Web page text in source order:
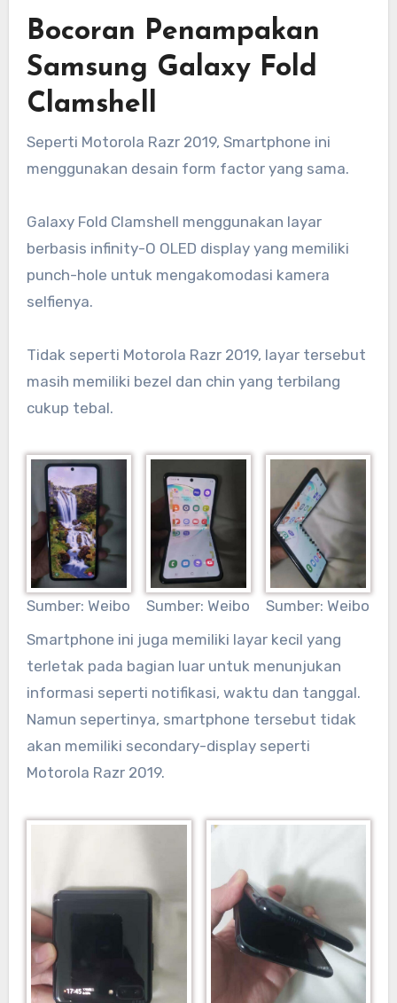
Bocoran Penampakan
Samsung Galaxy Fold
Clamshell
Seperti Motorola Razr 2019, Smartphone ini
menggunakan desain form factor yang sama.
Galaxy Fold Clamshell menggunakan layar
berbasis infinity-O OLED display yang memiliki
punch-hole untuk mengakomodasi kamera
selfienya.
Tidak seperti Motorola Razr 2019, layar tersebut
masih memiliki bezel dan chin yang terbilang
cukup tebal.
Sumber: Weibo Sumber: Weibo
Sumber: Weibo
Smartphone ini juga memiliki layar kecil yang
terletak pada bagian luar untuk menunjukan
informasi seperti notifikasi, waktu dan tanggal.
Namun sepertinya, smartphone tersebut tidak
akan memiliki secondary-display seperti
Motorola Razr 2019.